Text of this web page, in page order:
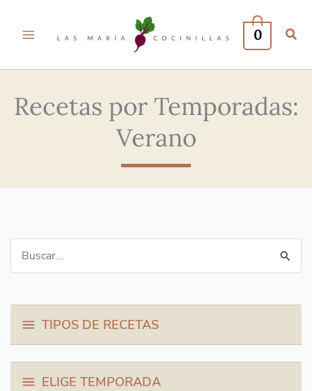
0
Recetas por Temporadas:
Verano
Buscar
por:
TIPOS DE RECETAS
ELIGE TEMPORADA